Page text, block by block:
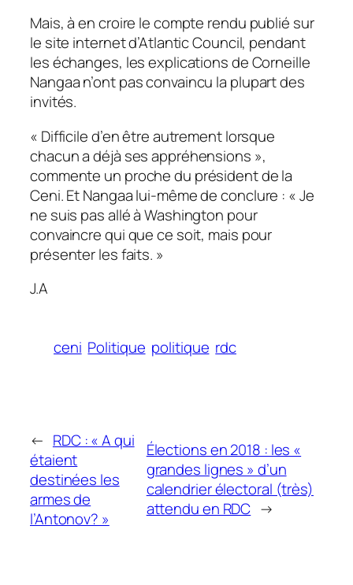
Mais, à en croire le compte rendu publié sur
le site internet d’Atlantic Council, pendant
les échanges, les explications de Corneille
Nangaa n’ont pas convaincu la plupart des
invités.
« Difficile d’en être autrement lorsque
chacun a déjà ses appréhensions »,
commente un proche du président de la
Ceni. Et Nangaa lui-même de conclure : « Je
ne suis pas allé à Washington pour
convaincre qui que ce soit, mais pour
présenter les faits. »
J.A
ceni Politique politique rdc
← RDC : « A qui
étaient
destinées les
armes de
l’Antonov? »
Élections en 2018 : les «
grandes lignes » d’un
calendrier électoral (très)
attendu en RDC →